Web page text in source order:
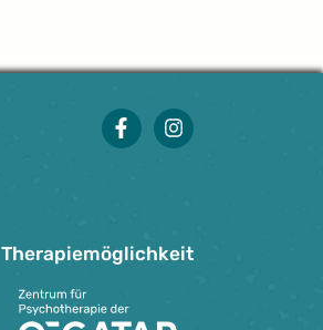
facebookinstagram
Therapie­möglichkeit